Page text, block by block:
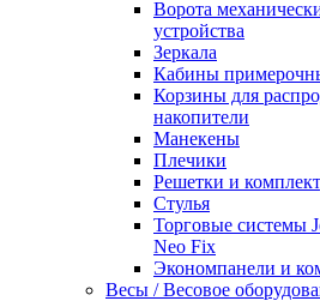
Ворота
устройства
Зеркала
Кабины
Корзины для
накопители
Манекены
Плечики
Решетки и
Стулья
Торговые системы
Neo Fix
Экономпанели и
Весы / Весовое